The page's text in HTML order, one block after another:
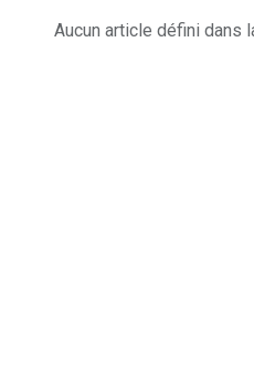
Aucun article défini dans